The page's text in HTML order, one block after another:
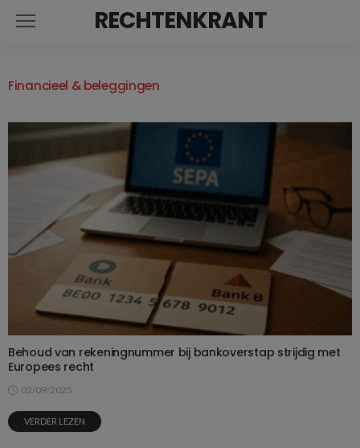
RECHTENKRANT
Financieel & beleggingen
Behoud van rekeningnummer bij bankoverstap strijdig met
Europees recht
02/09/2025
VERDER LEZEN